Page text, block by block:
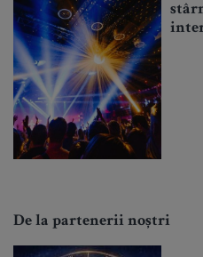
De la partenerii noștri